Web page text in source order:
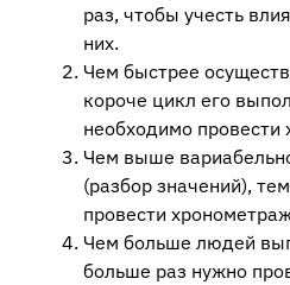
раз, чтобы учесть
них.
Чем быстрее
короче цикл его
необходимо провести
Чем выше
(разбор значений),
провести
Чем больше людей
больше раз нужно